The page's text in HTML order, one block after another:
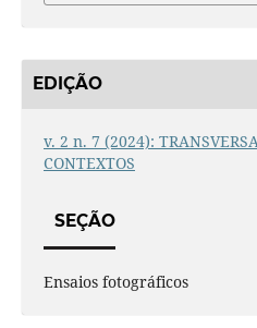
EDIÇÃO
v. 2 n. 7 (2024):
CONTEXTOS
SEÇÃO
Ensaios fotográficos